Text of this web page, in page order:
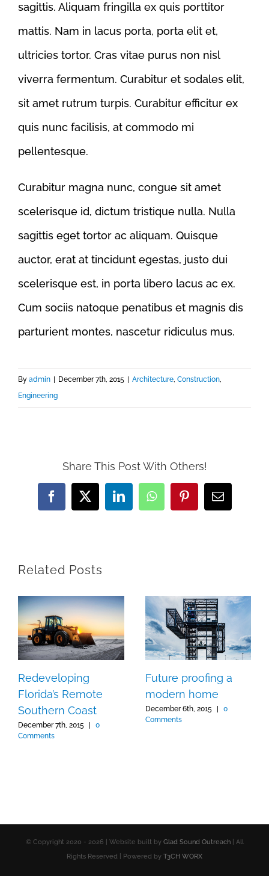
sagittis. Aliquam fringilla ex quis porttitor
mattis. Nam in lacus porta, porta elit et,
ultricies tortor. Cras vitae purus non nisl
viverra fermentum. Curabitur et sodales elit,
sit amet rutrum turpis. Curabitur efficitur ex
quis nunc facilisis, at commodo mi
pellentesque.
Curabitur magna nunc, congue sit amet
scelerisque id, dictum tristique nulla. Nulla
sagittis eget tortor ac aliquam. Quisque
auctor, erat at tincidunt egestas, justo dui
scelerisque est, in porta libero lacus ac ex.
Cum sociis natoque penatibus et magnis dis
parturient montes, nascetur ridiculus mus.
By admin December 7th, 2015 Architecture, Construction,
Engineering
Share This Post With Others!
Facebook
X LinkedInWhatsAppPinterestEmail
Related Posts
Redeveloping
Florida’s Remote
Southern Coast
December 7th, 2015
0
Comments
Future proofing a
modern home
December 6th, 2015
0
Comments
© Copyright 2020 - 2026 | Website built by Glad Sound Outreach| All
Rights Reserved | Powered by T3CH WORX